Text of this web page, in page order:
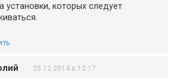
установки, которых следует
25.12.2014 в 12:17